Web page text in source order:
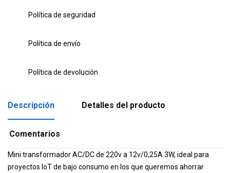
Política de seguridad
Política de envío
Política de devolución
Descripción Detalles del producto
Comentarios
Mini transformador AC/DC de 220v a 12v/0,25A 3W, ideal para
proyectos IoT de bajo consumo en los que queremos ahorrar